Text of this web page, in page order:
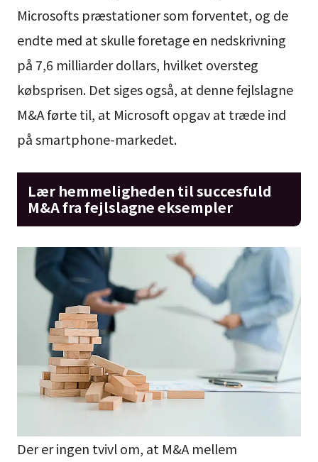
Microsofts præstationer som forventet, og de
endte med at skulle foretage en nedskrivning
på 7,6 milliarder dollars, hvilket oversteg
købsprisen. Det siges også, at denne fejlslagne
M&A førte til, at Microsoft opgav at træde ind
på smartphone-markedet.
Lær hemmeligheden til succesfuld
M&A fra fejlslagne eksempler
Der er ingen tvivl om, at M&A mellem